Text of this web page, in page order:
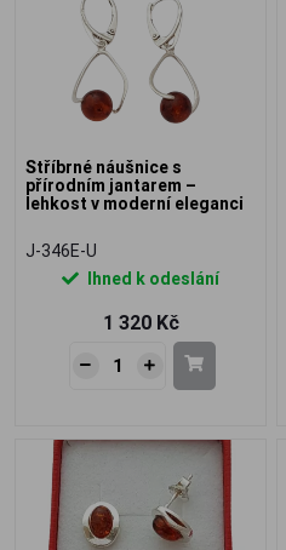
Stříbrné náušnice s
přírodním jantarem –
lehkost v moderní eleganci
J-346E-U
Ihned k odeslání
1 320 Kč